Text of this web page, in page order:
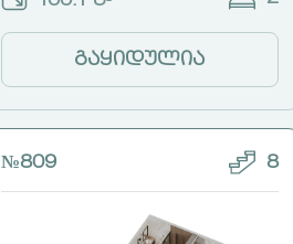
გაყიდულია
№809 8